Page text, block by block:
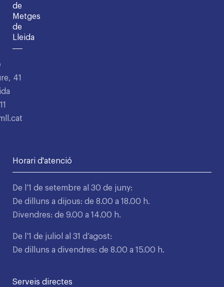
de
Metges
de
Lleida
41
Horari d'atenció
De l’1 de setembre al 30 de juny:
De dilluns a dijous: de 8.00 a 18.00 h.
Divendres: de 9.00 a 14.00 h.
De l’1 de juliol al 31 d’agost:
De dilluns a divendres: de 8.00 a 15.00 h.
Serveis directes